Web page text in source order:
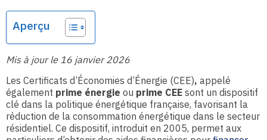
Aperçu
Mis à jour le 16 janvier 2026
Les Certificats d’Économies d’Énergie (CEE), appelé
également prime énergie ou prime CEE sont un dispositif
clé dans la politique énergétique française, favorisant la
réduction de la consommation énergétique dans le secteur
résidentiel. Ce dispositif, introduit en 2005, permet aux